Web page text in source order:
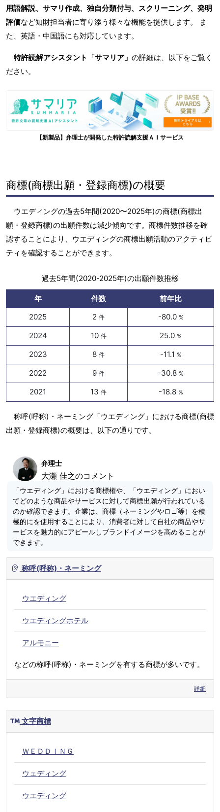
用語解説、サマリ作成、独自分類付与、スクリーニング、発明
評価など知財担当者に寄り添う様々な機能を提供します。 ま
た、英語・中国語にも対応しています。
特許読解アシスタント「サマリア」 の詳細は、以下をご覧く
ださい。
【新製品】弁理士が開発した特許読解支援ＡＩサービス
商標(商標出願・登録商標)の概要
ウエディングの過去5年間(2020〜2025年)の商標(商標出
願・登録商標)の出願件数は減少傾向です。商標件数推移を確
認することにより、ウエディングの商標出願活動のアクティビ
ティを確認することができます。
過去5年間(2020-2025年)の出願件数推移
年 件数
前年比
2025
2 件 -80.0 %
2024 10 件 25.0 %
2023 8 件 -11.1 %
2022 9 件 -30.8 %
2021 13 件 -18.8 %
称呼(呼称)・ネーミング「ウエディング」における商標(商標
出願・登録商標)の概要は、以下の通りです。
弁理士
大瀬 佳之のコメント
「ウエディング」における商標権や、「ウエディング」におい
てどのような商品やサービスに対して商標出願が行われている
のか確認できます。企業は、商標（ネーミングやロゴ等）を積
極的にを使用することにより、消費者に対して自社の商品やサ
ービスを魅力的にアピールしブランドイメージを高めることが
できます。
称呼(呼称)・ネーミング
ウエディング
ウエディングホテル
アルモニー
などの称呼(呼称)・ネーミングを有する商標が多いです。
詳細
文字商標
ＷＥＤＤＩＮＧ
ウェディング
ウエディング